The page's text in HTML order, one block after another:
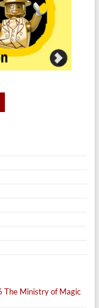
The Ministry of Magic